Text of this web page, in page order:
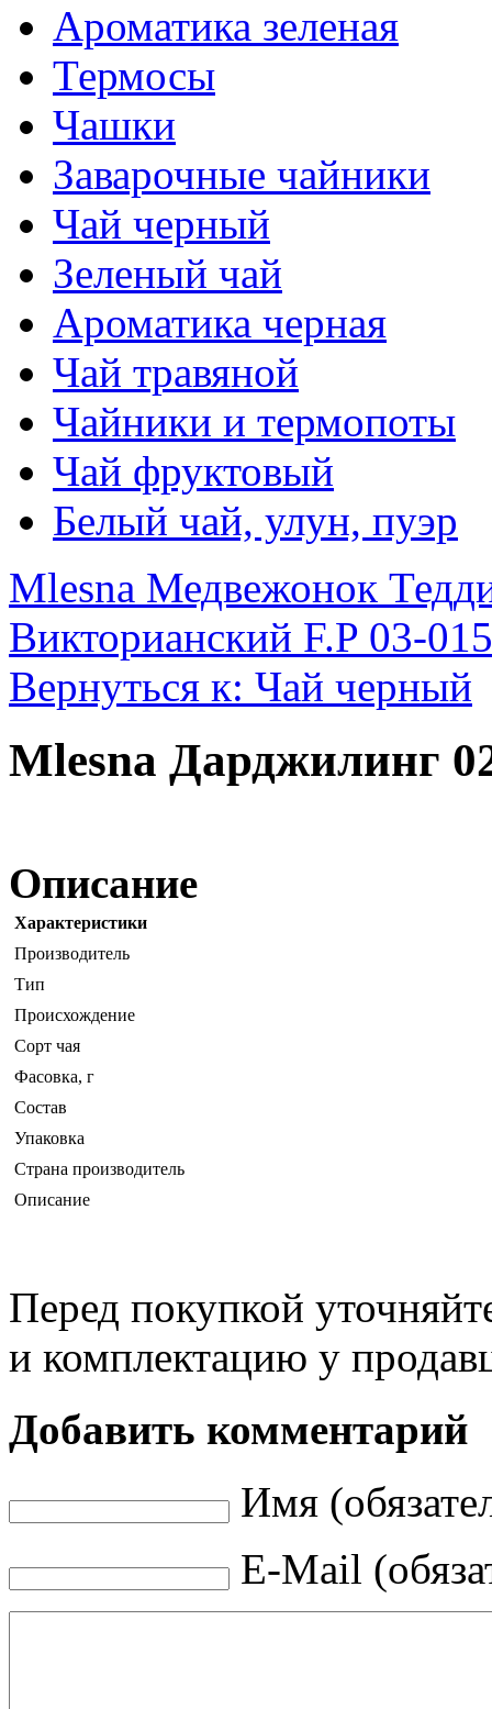
Ароматика зеленая
Термосы
Чашки
Заварочные чайники
Чай черный
Зеленый чай
Ароматика черная
Чай травяной
Чайники и термопоты
Чай фруктовый
Белый чай, улун, пуэр
Mlesna Медвежонок
Викторианский F.P 03-
Вернуться к: Чай черный
Mlesna Дарджилинг
Описание
Характеристики
Производитель
Тип
Происхождение
Сорт чая
Фасовка, г
Состав
Упаковка
Страна производитель
Описание
Перед покупкой
и комплектацию у
Добавить комментарий
Имя
E-Mail